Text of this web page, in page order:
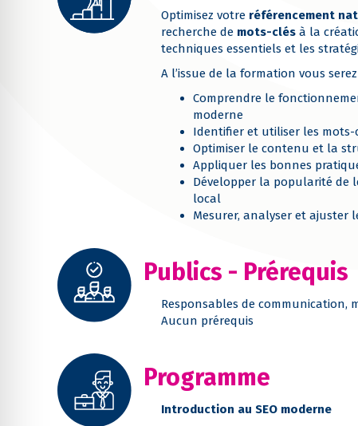
Optimisez votre référencement
recherche de mots-clés à la
techniques essentiels et les
A l’issue de la formation vous
Comprendre le
moderne
Identifier et utiliser les
Optimiser le contenu et la
Appliquer les bonnes
Développer la popularité de
local
Mesurer, analyser et ajuster
Publics - Prérequis
Responsables de communication,
Aucun prérequis
Programme
Introduction au SEO moderne